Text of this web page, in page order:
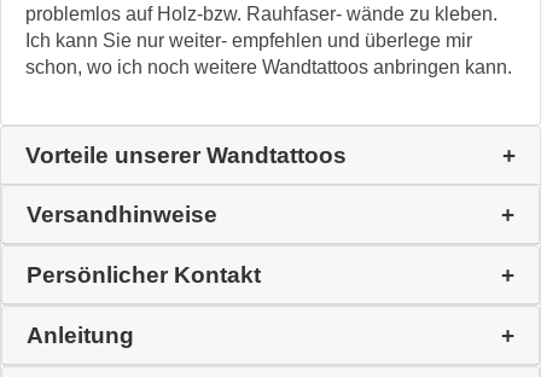
problemlos auf Holz-bzw. Rauhfaser- wände zu kleben.
Ich kann Sie nur weiter- empfehlen und überlege mir
schon, wo ich noch weitere Wandtattoos anbringen kann.
Vorteile unserer Wandtattoos
Versandhinweise
Persönlicher Kontakt
Anleitung